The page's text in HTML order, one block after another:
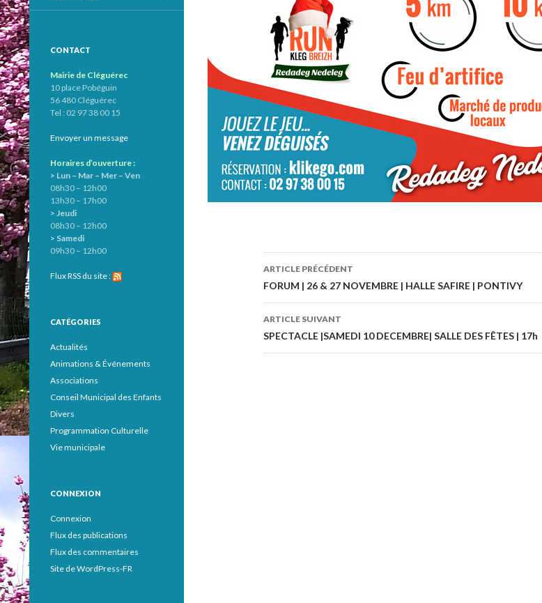
Navigation
des
articles
ARTICLE PRÉCÉDENT
FORUM | 26 & 27 NOVEMBRE | HALLE SAFIRE | PONTIVY
ARTICLE SUIVANT
SPECTACLE |SAMEDI 10 DECEMBRE| SALLE DES FÊTES | 17h
CONTACT
Mairie de Cléguérec
10 place Pobéguin
56 480 Cléguérec
Tel : 02 97 38 00 15
Envoyer un message
Horaires d’ouverture :
> Lun – Mar – Mer – Ven
08h30 – 12h00
13h30 – 17h00
> Jeudi
08h30 – 12h00
> Samedi
09h30 – 12h00
Flux RSS du site :
CATÉGORIES
Actualités
Animations & Événements
Associations
Conseil Municipal des Enfants
Divers
Programmation Culturelle
Vie municipale
CONNEXION
Connexion
Flux des publications
Flux des commentaires
Site de WordPress-FR